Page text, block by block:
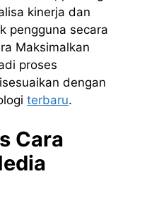
kinerja dan
pengguna secara
Maksimalkan
proses
dengan
terbaru.
Cara